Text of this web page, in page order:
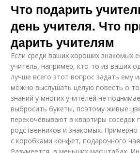
Что подарить
день учителя. Что
дарить учителям
Если среди ваших хороших знакомых
учитель, например, кто-то из ваших
лучше всего этот вопрос задать ему
можно выслушать целую повесть о
знаний у многих учителей не
выбросить букеты, поэтому живые
перекочёвывают в квартиры соседок
родственников и знакомых.
с коробками конфет, подарочного